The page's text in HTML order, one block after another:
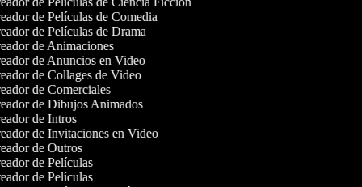
de Películas de Comedia
de Películas de Drama
de Animaciones
de Anuncios en Video
de Collages de Video
de Comerciales
de Dibujos Animados
de Intros
de Invitaciones en Video
de Outros
de Películas
de Películas